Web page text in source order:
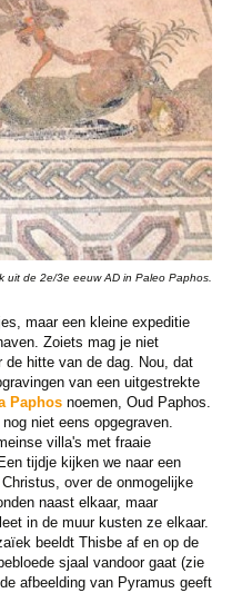
uit de 2e/3e eeuw AD in Paleo Paphos.
maar een kleine expeditie
Zoiets mag je niet
de hitte van de dag. Nou, dat
van een uitgestrekte
Paphos noemen, Oud Paphos.
niet eens opgegraven.
villa's met fraaie
tijdje kijken we naar een
over de onmogelijke
naast elkaar, maar
in de muur kusten ze elkaar.
beeldt Thisbe af en op de
sjaal vandoor gaat (zie
afbeelding van Pyramus geeft